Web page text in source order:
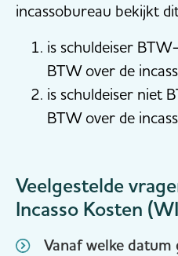
incassobureau bekijkt
is schuldeiser
BTW over de
is schuldeiser niet
BTW over de
Veelgestelde
Incasso Kosten
Vanaf welke datum